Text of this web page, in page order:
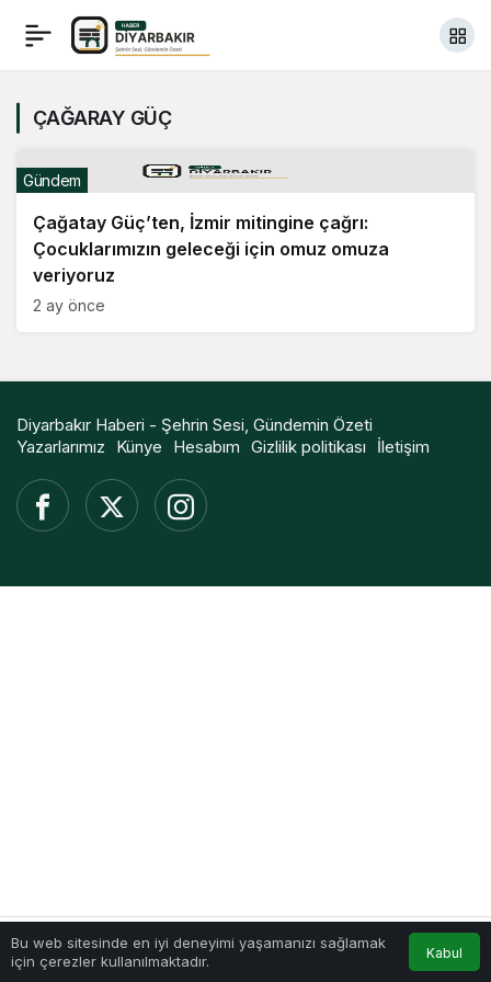
ÇAĞARAY GÜÇ
Çağatay Güç’ten, İzmir mitingine çağrı:
Çocuklarımızın geleceği için omuz omuza
veriyoruz
Gündem
2 ay önce
Bu web sitesinde en iyi deneyimi yaşamanızı sağlamak
için çerezler kullanılmaktadır.
Kabul
Diyarbakır Haberi - Şehrin Sesi, Gündemin Özeti
Yazarlarımız
Künye Hesabım Gizlilik politikası İletişim
Anasayfa